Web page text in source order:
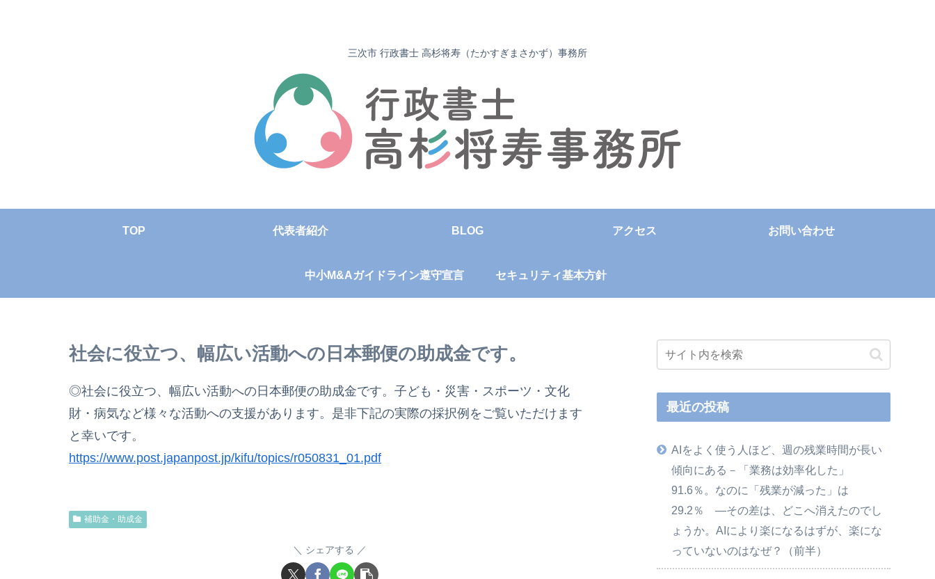
三次市 行政書士 高杉将寿（たかすぎまさかず）事務所
TOP 代表者紹介 BLOG アクセス お問い合わせ
中小M&Aガイドライン遵守宣言 セキュリティ基本方針
社会に役立つ、幅広い活動への日本郵便の助成金です。
◎社会に役立つ、幅広い活動への日本郵便の助成金です。子ども・災害・スポーツ・文化
財・病気など様々な活動への支援があります。是非下記の実際の採択例をご覧いただけます
と幸いです。
https://www.post.japanpost.jp/kifu/topics/r050831_01.pdf
補助金・助成金
シェアする
最近の投稿
AIをよく使う人ほど、週の残業時間が長い
傾向にある－「業務は効率化した」
91.6％。なのに「残業が減った」は
29.2％ ―その差は、どこへ消えたのでし
ょうか。AIにより楽になるはずが、楽にな
っていないのはなぜ？（前半）